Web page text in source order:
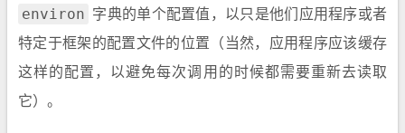
environ
字典的单个配置值，以只是他们应用程序或者
特定于框架的配置文件的位置（当然，应用程序应该缓存
这样的配置，以避免每次调用的时候都需要重新去读取
它）。